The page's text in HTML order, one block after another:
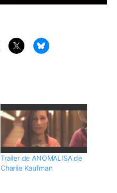
Trailer de ANOMALISA de
Charlie Kaufman